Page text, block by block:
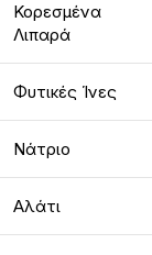
Κορεσμένα
Λιπαρά
Φυτικές Ίνες
Νάτριο
Αλάτι